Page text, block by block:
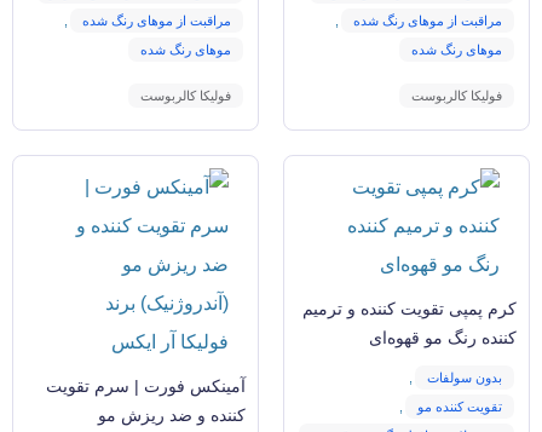
مراقبت از موهای رنگ شده
موهای رنگ شده
فولیکا کالربوست
مراقبت از موهای رنگ شده
موهای رنگ شده
فولیکا کالربوست
کرم پمپی تقویت کننده و ترمیم
کننده رنگ مو قهوه‌ای
بدون سولفات
تقویت کننده مو
آمینکس فورت | سرم تقویت
کننده و ضد ریزش مو